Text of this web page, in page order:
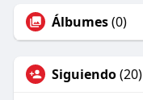
Álbumes(0)
Siguiendo(20)